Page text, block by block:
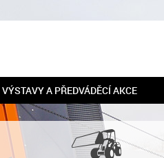
VÝSTAVY A PŘEDVÁDĚCÍ AKCE